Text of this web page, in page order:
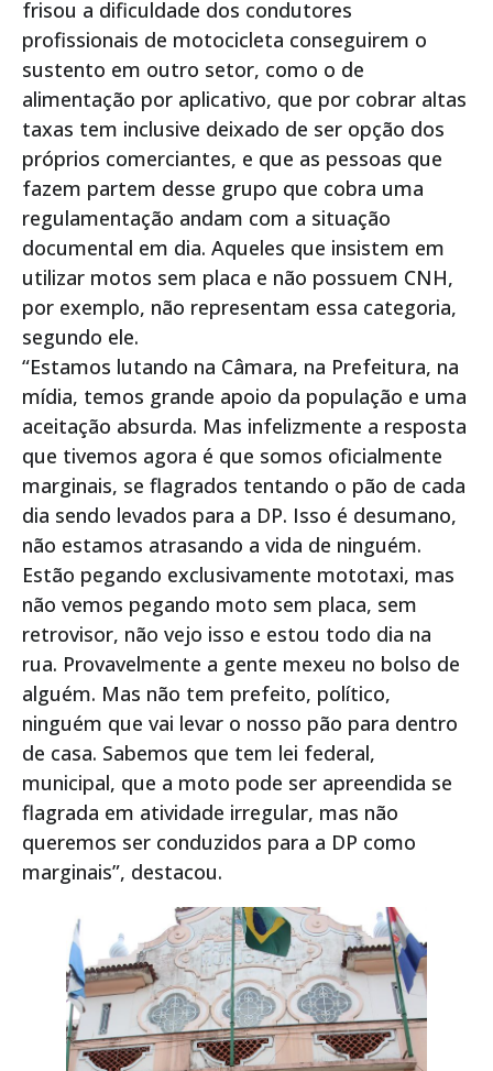
frisou a dificuldade dos condutores
profissionais de motocicleta conseguirem o
sustento em outro setor, como o de
alimentação por aplicativo, que por cobrar altas
taxas tem inclusive deixado de ser opção dos
próprios comerciantes, e que as pessoas que
fazem partem desse grupo que cobra uma
regulamentação andam com a situação
documental em dia. Aqueles que insistem em
utilizar motos sem placa e não possuem CNH,
por exemplo, não representam essa categoria,
segundo ele.
“Estamos lutando na Câmara, na Prefeitura, na
mídia, temos grande apoio da população e uma
aceitação absurda. Mas infelizmente a resposta
que tivemos agora é que somos oficialmente
marginais, se flagrados tentando o pão de cada
dia sendo levados para a DP. Isso é desumano,
não estamos atrasando a vida de ninguém.
Estão pegando exclusivamente mototaxi, mas
não vemos pegando moto sem placa, sem
retrovisor, não vejo isso e estou todo dia na
rua. Provavelmente a gente mexeu no bolso de
alguém. Mas não tem prefeito, político,
ninguém que vai levar o nosso pão para dentro
de casa. Sabemos que tem lei federal,
municipal, que a moto pode ser apreendida se
flagrada em atividade irregular, mas não
queremos ser conduzidos para a DP como
marginais”, destacou.